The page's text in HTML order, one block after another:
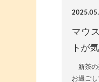
マウ
トが
新茶の
お過ご